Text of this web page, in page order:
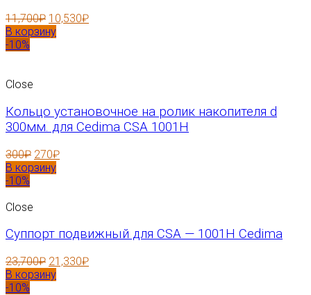
11,700₽ 10,530₽
В корзину
-10%
Close
Кольцо установочное на ролик накопителя d
300мм. для Cedima CSA 1001H
300₽ 270₽
В корзину
-10%
Close
Суппорт подвижный для CSA — 1001H Cedima
23,700₽ 21,330₽
В корзину
-10%